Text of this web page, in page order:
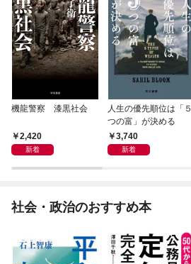
機龍警察 漆黒社会
2,420
新着
人生の優先順位は「５
つの富」が決める
3,740
新着
社会・政治のおすすめ本